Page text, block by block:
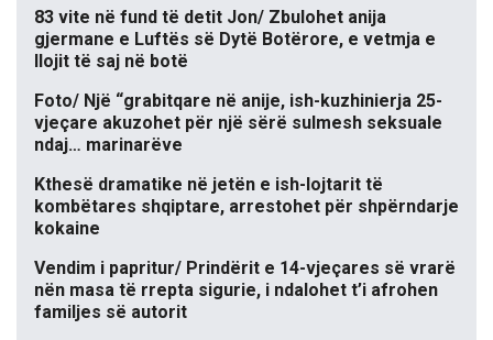
83 vite në fund të detit Jon/ Zbulohet anija
gjermane e Luftës së Dytë Botërore, e vetmja e
llojit të saj në botë
Foto/ Një “grabitqare në anije, ish-kuzhinierja 25-
vjeçare akuzohet për një sërë sulmesh seksuale
ndaj… marinarëve
Kthesë dramatike në jetën e ish-lojtarit të
kombëtares shqiptare, arrestohet për shpërndarje
kokaine
Vendim i papritur/ Prindërit e 14-vjeçares së vrarë
nën masa të rrepta sigurie, i ndalohet t’i afrohen
familjes së autorit